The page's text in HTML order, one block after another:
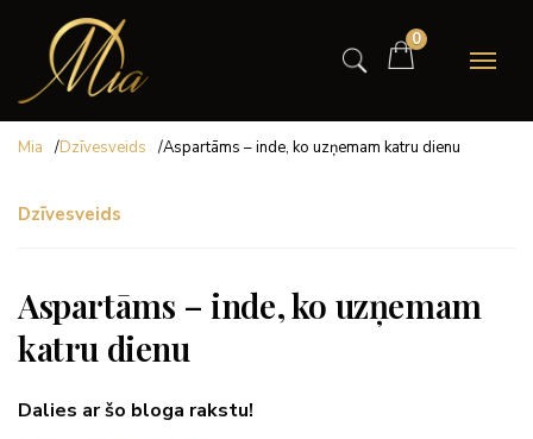
0
Mia /Dzīvesveids /Aspartāms – inde, ko uzņemam katru dienu
Dzīvesveids
Aspartāms – inde, ko uzņemam
katru dienu
Dalies ar šo bloga rakstu!